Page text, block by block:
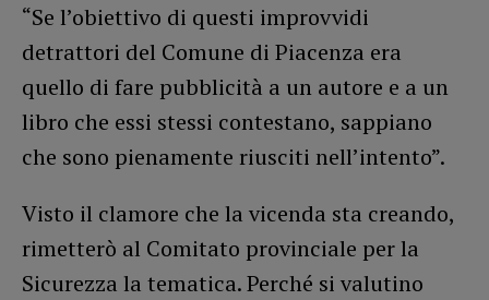
“Se l’obiettivo di questi improvvidi
detrattori del Comune di Piacenza era
quello di fare pubblicità a un autore e a un
libro che essi stessi contestano, sappiano
che sono pienamente riusciti nell’intento”.
Visto il clamore che la vicenda sta creando,
rimetterò al Comitato provinciale per la
Sicurezza la tematica. Perché si valutino